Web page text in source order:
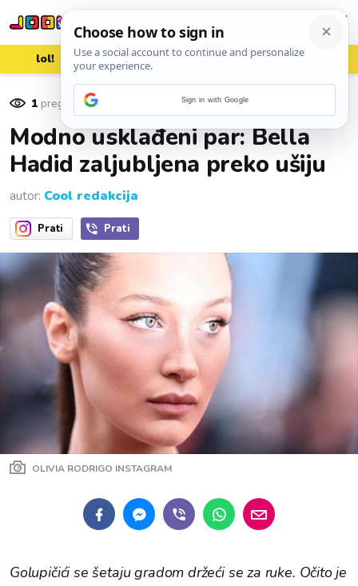
lol! aww vrh! woot?!
1 pregleda
Modno usklađeni par: Bella
Hadid zaljubljena preko ušiju
autor: Cool redakcija
Prati Prati
OLIVIA RODRIGO INSTAGRAM
Golupičići se šetaju gradom držeći se za ruke. Očito je
Sign in with Google